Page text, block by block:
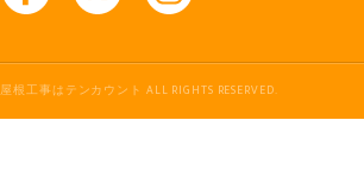
根工事はテンカウント ALL RIGHTS RESERVED.